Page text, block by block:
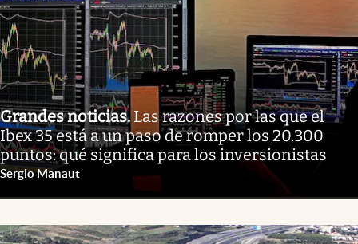
Grandes noticias.Las razones por las que el
Ibex 35 está a un paso de romper los 20.300
puntos: qué significa para los inversionistas
Sergio Manaut